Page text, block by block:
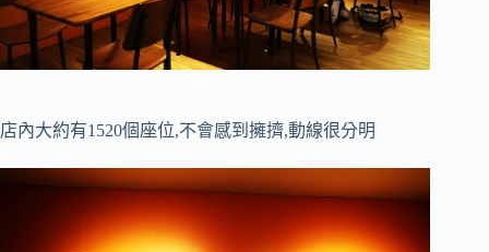
店內大約有1520個座位,不會感到擁擠,動線很分明